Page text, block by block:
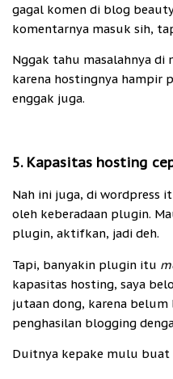
gagal komen di blog
komentarnya masuk sih,
Nggak tahu masalahnya di
karena hostingnya hampir
enggak juga.
5. Kapasitas hosting
Nah ini juga, di wordpress
oleh keberadaan plugin.
plugin, aktifkan, jadi deh.
Tapi, banyakin plugin itu
kapasitas hosting, saya
jutaan dong, karena belum
penghasilan blogging
Duitnya kepake mulu buat